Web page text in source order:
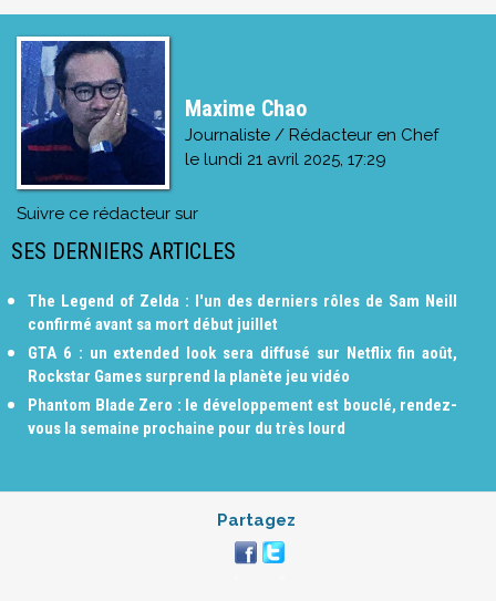
Maxime Chao
Journaliste / Rédacteur en Chef
le lundi 21 avril 2025, 17:29
Suivre ce rédacteur sur
SES DERNIERS ARTICLES
The Legend of Zelda : l'un des derniers rôles de Sam Neill
confirmé avant sa mort début juillet
GTA 6 : un extended look sera diffusé sur Netflix fin août,
Rockstar Games surprend la planète jeu vidéo
Phantom Blade Zero : le développement est bouclé, rendez-
vous la semaine prochaine pour du très lourd
Partagez